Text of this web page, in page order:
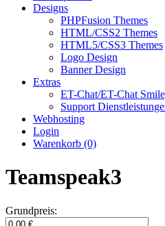
Designs
PHPFusion Themes
HTML/CSS2 Themes
HTML5/CSS3 Themes
Logo Design
Banner Design
Extras
ET-Chat/ET-Chat
Support
Webhosting
Login
Warenkorb (0)
Teamspeak3
Grundpreis: